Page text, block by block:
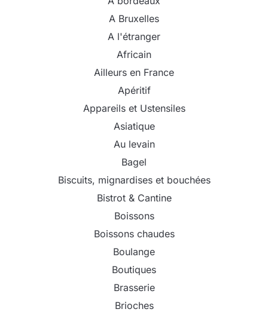
A Bruxelles
A l'étranger
Africain
Ailleurs en France
Apéritif
Appareils et Ustensiles
Asiatique
Au levain
Bagel
Biscuits, mignardises et bouchées
Bistrot & Cantine
Boissons
Boissons chaudes
Boulange
Boutiques
Brasserie
Brioches